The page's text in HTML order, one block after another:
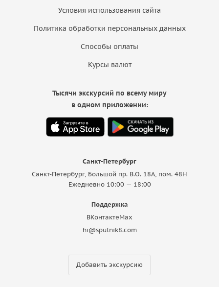
Условия использования сайта
Политика обработки персональных данных
Способы оплаты
Курсы валют
Санкт-Петербург
Санкт-Петербург, Большой пр. В.О. 18A, пом. 48Н
Ежедневно 10:00 — 18:00
Поддержка
ВКонтактеMax
hi@sputnik8.com
Добавить экскурсию
Тысячи экскурсий по всему миру
в одном приложении: